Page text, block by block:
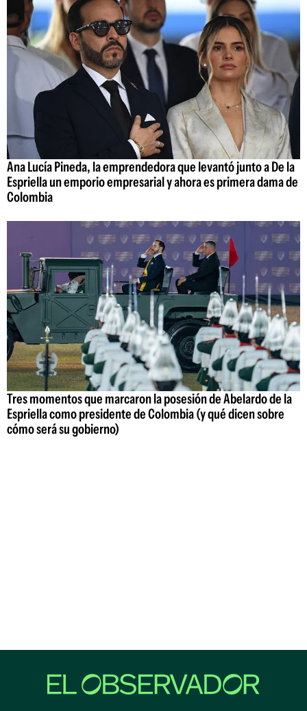
Ana Lucía Pineda, la emprendedora que levantó junto a De la
Espriella un emporio empresarial y ahora es primera dama de
Colombia
Tres momentos que marcaron la posesión de Abelardo de la
Espriella como presidente de Colombia (y qué dicen sobre
cómo será su gobierno)